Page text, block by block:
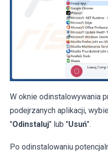
W oknie odinstalowywania
podejrzanych aplikacji,
"Odinstaluj" lub "Usuń".
Po odinstalowaniu